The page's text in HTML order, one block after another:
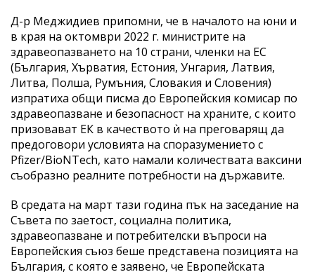
Д-р Меджидиев припомни, че в началото на юни и
в края на октомври 2022 г. министрите на
здравеопазването на 10 страни, членки на ЕС
(България, Хърватия, Естония, Унгария, Латвия,
Литва, Полша, Румъния, Словакия и Словения)
изпратиха общи писма до Европейския комисар по
здравеопазване и безопасност на храните, с които
призовават ЕК в качеството ѝ на преговарящ да
предоговори условията на споразумението с
Pfizer/BioNTech, като намали количествата ваксини
съобразно реалните потребности на държавите.
В средата на март тази година пък на заседание на
Съвета по заетост, социална политика,
здравеопазване и потребителски въпроси на
Европейския съюз беше представена позицията на
България, с която е заявено, че Европейската